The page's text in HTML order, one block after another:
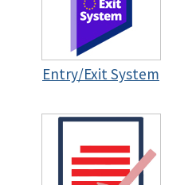
Entry/Exit System